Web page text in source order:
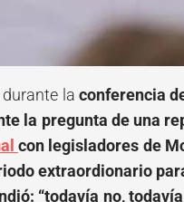
la conferencia
la pregunta de una
con legisladores de
extraordionario
“todavía no,